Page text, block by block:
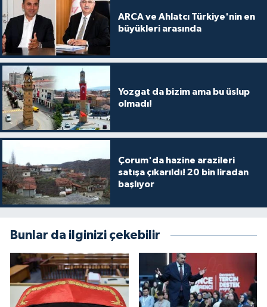
ARCA ve Ahlatcı Türkiye'nin en
büyükleri arasında
Yozgat da bizim ama bu üslup
olmadı!
Çorum'da hazine arazileri
satışa çıkarıldı! 20 bin liradan
başlıyor
Bunlar da ilginizi çekebilir